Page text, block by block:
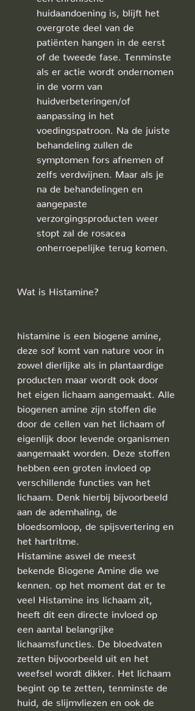
huidaandoening is, blijft het
overgrote deel van de
patiënten hangen in de eerst
of de tweede fase. Tenminste
als er actie wordt ondernomen
in de vorm van
huidverbeteringen/of
aanpassing in het
voedingspatroon. Na de juiste
behandeling zullen de
symptomen fors afnemen of
zelfs verdwijnen. Maar als je
na de behandelingen en
aangepaste
verzorgingsproducten weer
stopt zal de rosacea
onherroepelijke terug komen.
Wat is Histamine?
histamine is een biogene amine,
deze sof komt van nature voor in
zowel dierlijke als in plantaardige
producten maar wordt ook door
het eigen lichaam aangemaakt. Alle
biogenen amine zijn stoffen die
door de cellen van het lichaam of
eigenlijk door levende organismen
aangemaakt worden. Deze stoffen
hebben een groten invloed op
verschillende functies van het
lichaam. Denk hierbij bijvoorbeeld
aan de ademhaling, de
bloedsomloop, de spijsvertering en
het hartritme.
Histamine aswel de meest
bekende Biogene Amine die we
kennen. op het moment dat er te
veel Histamine ins lichaam zit,
heeft dit een directe invloed op
een aantal belangrijke
lichaamsfuncties. De bloedvaten
zetten bijvoorbeeld uit en het
weefsel wordt dikker. Het lichaam
begint op te zetten, tenminste de
huid, de slijmvliezen en ook de